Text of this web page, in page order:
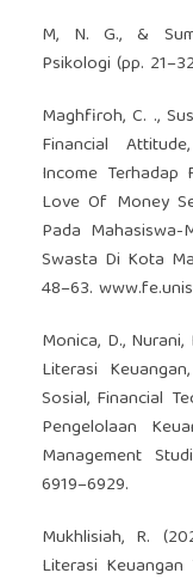
M, N. G., &
Psikologi (pp.
Maghfiroh, C. .,
Financial
Income Terhadap
Love Of Money
Pada
Swasta Di Kota
48–63.
Monica, D.,
Literasi
Sosial, Financial
Pengelolaan
Management
6919–6929.
Mukhlisiah, R.
Literasi